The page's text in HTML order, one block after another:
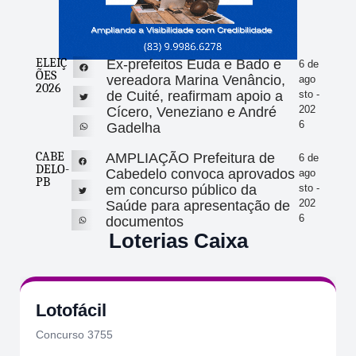
ELEIÇ
ÕES
2026
Ex-prefeitos Euda e Bado e
vereadora Marina Venâncio,
de Cuité, reafirmam apoio a
Cícero, Veneziano e André
Gadelha
6 de
ago
sto -
202
6
CABE
DELO-
PB
AMPLIAÇÃO Prefeitura de
Cabedelo convoca aprovados
em concurso público da
Saúde para apresentação de
documentos
6 de
ago
sto -
202
6
Loterias Caixa
Lotofácil
Concurso 3755